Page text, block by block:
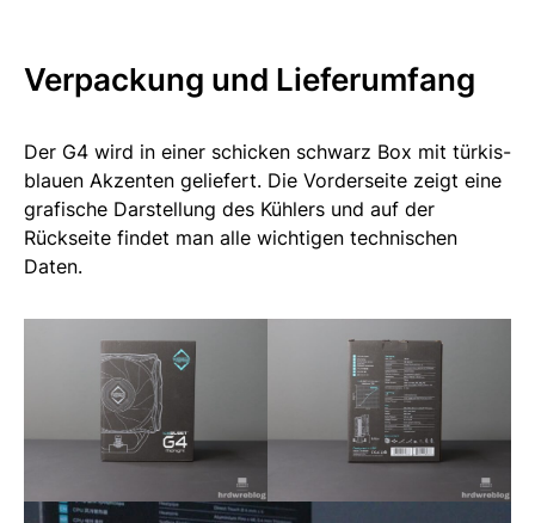
Verpackung und Lieferumfang
Der G4 wird in einer schicken schwarz Box mit türkis-
blauen Akzenten geliefert. Die Vorderseite zeigt eine
grafische Darstellung des Kühlers und auf der
Rückseite findet man alle wichtigen technischen
Daten.